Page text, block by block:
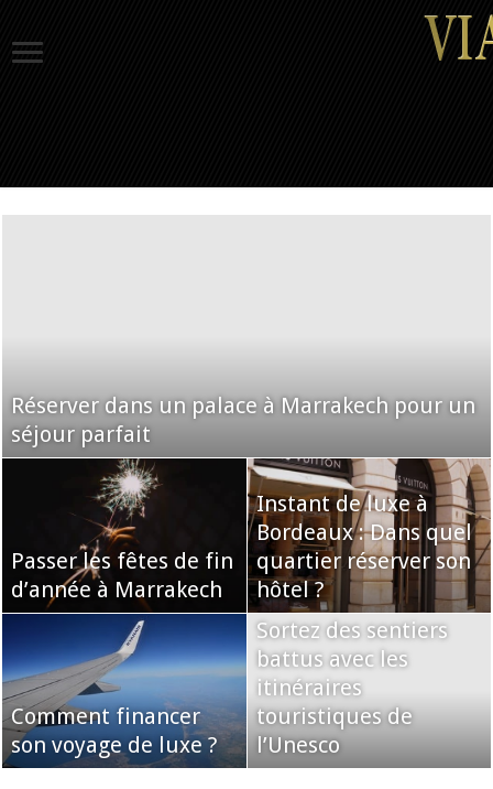
Réserver dans un palace à Marrakech pour un
séjour parfait
Passer les fêtes de fin
d’année à Marrakech
Instant de luxe à
Bordeaux : Dans quel
quartier réserver son
hôtel ?
Comment financer
son voyage de luxe ?
Sortez des sentiers
battus avec les
itinéraires
touristiques de
l’Unesco